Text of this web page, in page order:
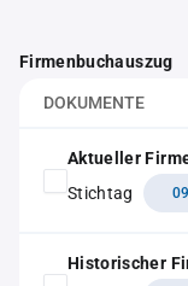
Firmenbuchauszug
DOKUMENTE
Aktueller
Stichtag
Historischer